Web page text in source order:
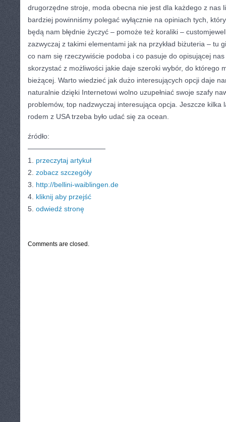
drugorzędne stroje, moda obecna nie jest dla każdego z nas
bardziej powinniśmy polegać wyłącznie na opiniach tych,
będą nam błędnie życzyć – pomoże też koraliki –
zazwyczaj z takimi elementami jak na przykład biżuteria – tu
co nam się rzeczywiście podoba i co pasuje do opisującej nas
skorzystać z możliwości jakie daje szeroki wybór, do którego
bieżącej. Warto wiedzieć jak dużo interesujących opcji daje
naturalnie dzięki Internetowi wolno uzupełniać swoje szafy
problemów, top nadzwyczaj interesująca opcja. Jeszcze kilka
rodem z USA trzeba było udać się za ocean.
źródło:
———————————
1. przeczytaj artykuł
2. zobacz szczegóły
3. http://bellini-waiblingen.de
4. kliknij aby przejść
5. odwiedź stronę
Comments are closed.